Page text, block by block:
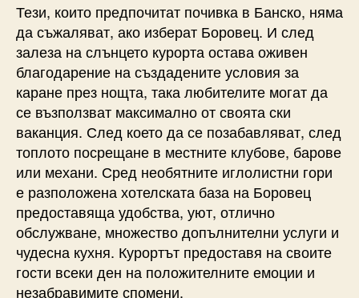
Тези, които предпочитат почивка в Банско, няма
да съжаляват, ако изберат Боровец. И след
залеза на слънцето курорта остава оживен
благодарение на създадените условия за
каране през нощта, така любителите могат да
се възползват максимално от своята ски
ваканция. След което да се позабавляват, след
топлото посрещане в местните клубове, барове
или механи. Сред необятните иглолистни гори
е разположена хотелската база на Боровец
предоставяща удобства, уют, отлично
обслужване, множество допълнителни услуги и
чудесна кухня. Курортът предоставя на своите
гости всеки ден на положителните емоции и
незабравимите спомени.